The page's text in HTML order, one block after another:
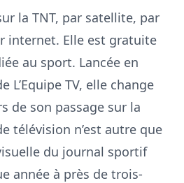
la TNT, par satellite, par
internet. Elle est gratuite
au sport. Lancée en
L’Equipe TV, elle change
de son passage sur la
télévision n’est autre que
du journal sportif
année à près de trois-